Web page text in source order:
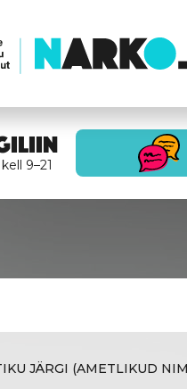
9–21
JÄRGI (AMETLIKUD